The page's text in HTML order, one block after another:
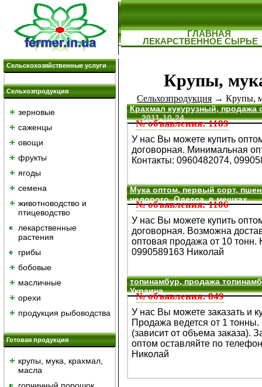
ГЛАВНАЯ
ЛЕКАРСТВЕННОЕ СЫРЬЕ
Сельскохозяйственные услуги
Сельхозпродукция
зерновые
саженцы
овощи
фрукты
ягоды
семена
животноводство и
птицеводство
лекарственные
растения
грибы
бобовые
масличные
орехи
продукция рыбоводства
Готовая продукция
крупы, мука, крахмал,
масла
Крупы,
Сельхозпродукция → Крупы,
№ объявления: 1189
Крахмал кукурузный, продажа
2011-10-24
У нас Вы можете купить
договорная. Минимальная
Контакты: 0960482074,
№ объявления: 1106
Мука оптом, первый сорт,
недорого, Одесса, в мешках
У нас Вы можете купить
договорная. Возможна
оптовая продажа от 10 тонн.
0990589163 Николай
№ объявления: 849
топинамбур, продажа
Украина
У нас Вы можете заказать и
Продажа ведется от 1
(зависит от объема заказа).
оптом оставляйте по
Николай